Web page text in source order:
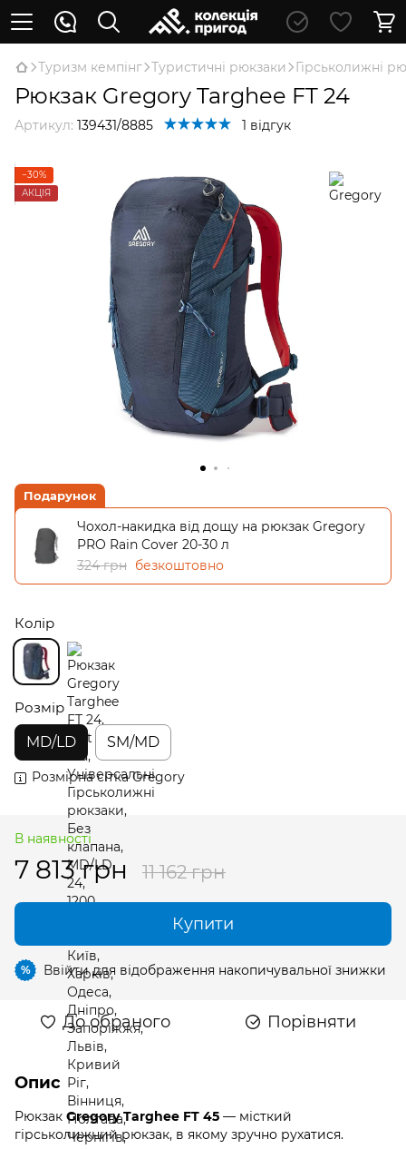
Туризм кемпінг Туристичні рюкзаки Гірськолижні
Рюкзак Gregory Targhee FT 24
Артикул: 139431/8885 1 відгук
−30%
АКЦІЯ
Подарунок
Чохол-накидка від дощу на рюкзак Gregory
PRO Rain Cover 20-30 л
324 грн безкоштовно
Колір
Розмір
MD/LD
SM/MD
Розмірна сітка Gregory
В наявності
7 813 грн 11 162 грн
Купити
% Ввійтидля відображення накопичувальної знижки
До обраного Порівняти
Опис
Рюкзак Gregory Targhee FT 45 — місткий
гірськолижний рюкзак, в якому зручно рухатися.